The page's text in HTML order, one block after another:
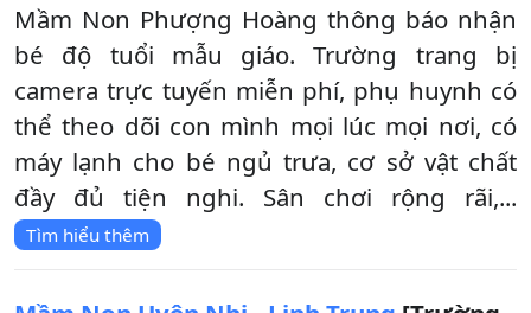
Mầm Non Phượng Hoàng thông báo nhận
bé độ tuổi mẫu giáo. Trường trang bị
camera trực tuyến miễn phí, phụ huynh có
thể theo dõi con mình mọi lúc mọi nơi, có
máy lạnh cho bé ngủ trưa, cơ sở vật chất
đầy đủ tiện nghi. Sân chơi rộng rãi,...
Tìm hiểu thêm